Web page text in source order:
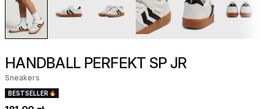
HANDBALL PERFEKT SP JR
Sneakers
BESTSELLER